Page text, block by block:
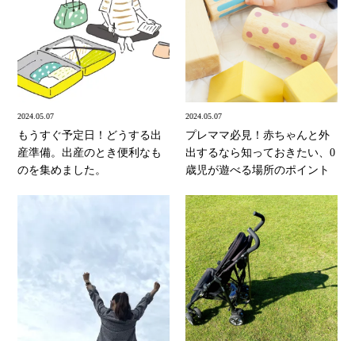
2024.05.07
もうすぐ予定日！どうする出
産準備。出産のとき便利なも
のを集めました。
2024.05.07
プレママ必見！赤ちゃんと外
出するなら知っておきたい、0
歳児が遊べる場所のポイント